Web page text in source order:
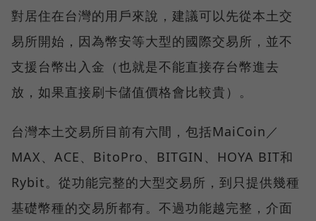
對居住在台灣的用戶來說，建議可以先從本土交
易所開始，因為幣安等大型的國際交易所，並不
支援台幣出入金（也就是不能直接存台幣進去
放，如果直接刷卡儲值價格會比較貴）。
台灣本土交易所目前有六間，包括MaiCoin／
MAX、ACE、BitoPro、BITGIN、HOYA BIT和
Rybit。從功能完整的大型交易所，到只提供幾種
基礎幣種的交易所都有。不過功能越完整，介面